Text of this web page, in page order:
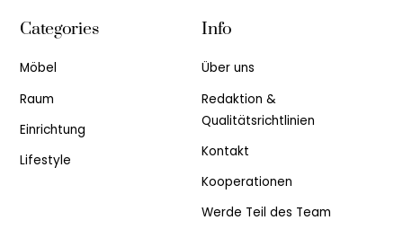
Categories
Möbel
Raum
Einrichtung
Lifestyle
Info
Über uns
Redaktion &
Qualitätsrichtlinien
Kontakt
Kooperationen
Werde Teil des Team